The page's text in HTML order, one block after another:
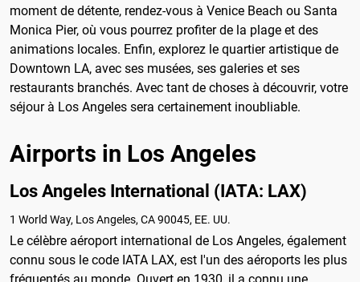
moment de détente, rendez-vous à Venice Beach ou Santa
Monica Pier, où vous pourrez profiter de la plage et des
animations locales. Enfin, explorez le quartier artistique de
Downtown LA, avec ses musées, ses galeries et ses
restaurants branchés. Avec tant de choses à découvrir, votre
séjour à Los Angeles sera certainement inoubliable.
Airports in Los Angeles
Los Angeles International (IATA: LAX)
1 World Way, Los Angeles, CA 90045, EE. UU.
Le célèbre aéroport international de Los Angeles, également
connu sous le code IATA LAX, est l'un des aéroports les plus
fréquentés au monde. Ouvert en 1930, il a connu une